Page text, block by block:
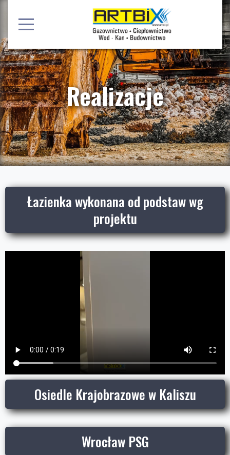
Realizacje
Łazienka wykonana od podstaw wg
projektu
Osiedle Krajobrazowe w Kaliszu
Wrocław PSG